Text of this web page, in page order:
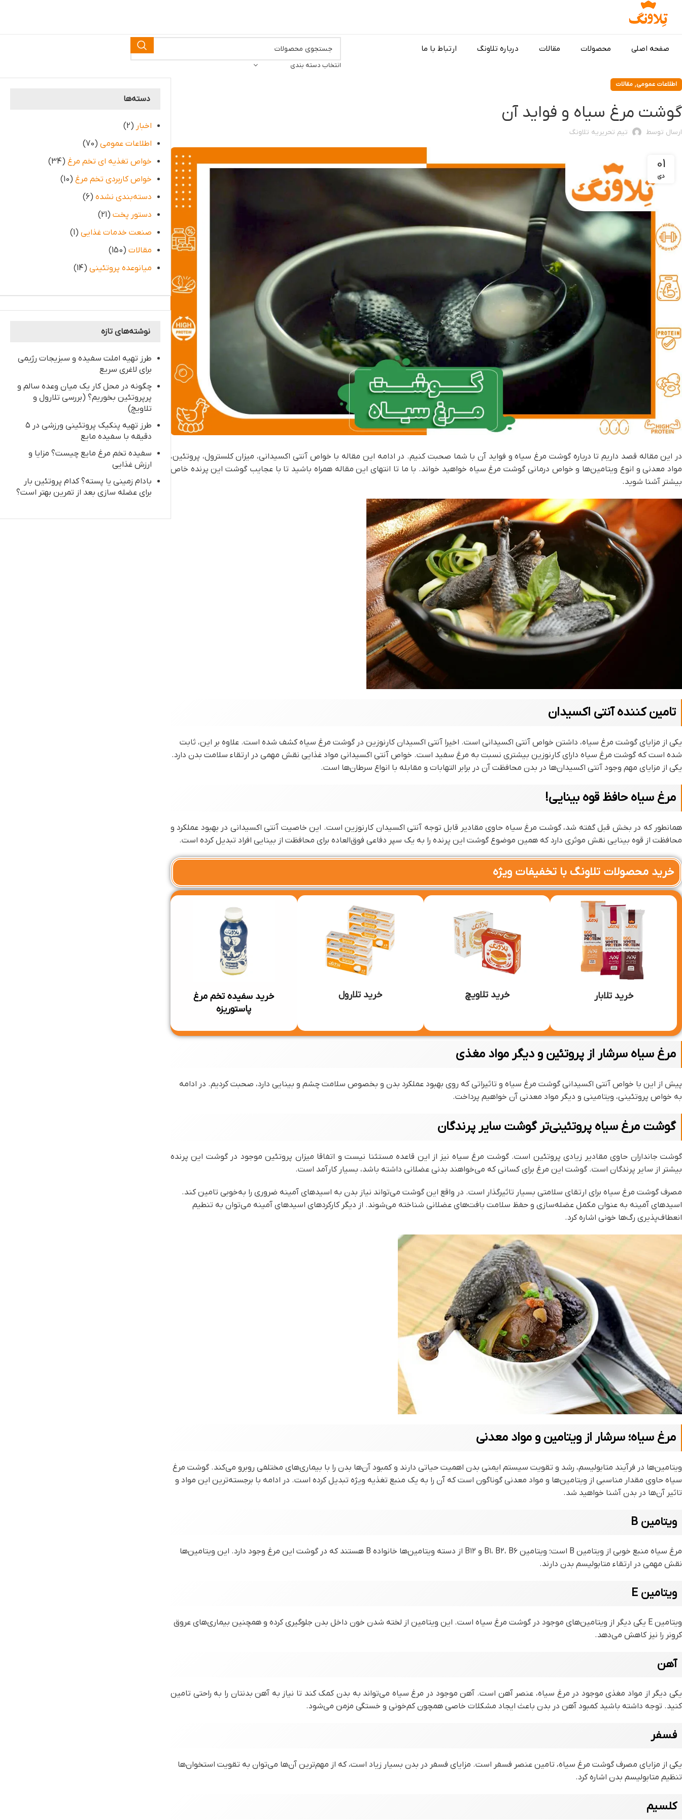
صفحه اصلی محصولات مقالات درباره تلاونگ ارتباط با ما
انتخاب دسته بندی
اطلاعات عمومی, مقالات
گوشت مرغ سیاه و فواید آن
ارسال توسط تیم تحریریه تلاونگ
01
دی
در این مقاله قصد داریم تا درباره گوشت مرغ سیاه و فواید آن با شما صحبت کنیم. در ادامه این مقاله با خواص آنتی اکسیدانی، میزان کلسترول، پروتئین،
مواد معدنی و انوع ویتامین‌ها و خواص درمانی گوشت مرغ سیاه خواهید خواند. با ما تا انتهای این مقاله همراه باشید تا با عجایب گوشت این پرنده خاص
بیشتر آشنا شوید.
تامین کننده آنتی اکسیدان
یکی از مزایای گوشت مرغ سیاه، داشتن خواص آنتی اکسیدانی است. اخیرا آنتی اکسیدان کارنوزین در گوشت مرغ سیاه کشف شده است. علاوه بر این، ثابت
شده است که گوشت مرغ سیاه دارای کارنوزین بیشتری نسبت به مرغ سفید است. خواص آنتی اکسیدانی مواد غذایی نقش مهمی در ارتقاء سلامت بدن دارد.
یکی از مزایای مهم وجود آنتی اکسیدان‌ها در بدن محافظت آن در برابر التهابات و مقابله با انواع سرطان‌ها است.
مرغ سیاه حافظ قوه بینایی!
همانطور که در بخش قبل گفته شد،‌ گوشت مرغ سیاه حاوی مقادیر قابل توجه آنتی اکسیدان کارنوزین است. این خاصیت آنتی اکسیدانی در بهبود عملکرد و
محافظت از قوه بینایی نقش موثری دارد که همین موضوع گوشت این پرنده را به یک سپر دفاعی فوق‌العاده برای محافظت از بینایی افراد تبدیل کرده است.
خرید محصولات تلاونگ با تخفیفات ویژه
خرید تلابار خرید تلاویچ خرید تلارول
خرید سفیده تخم مرغ
پاستوریزه
مرغ سیاه سرشار از پروتئین و دیگر مواد مغذی
پیش از این با خواص آنتی اکسیدانی گوشت مرغ سیاه و تاثیراتی که روی بهبود عملکرد بدن و بخصوص سلامت چشم و بینایی دارد، صحبت کردیم. در ادامه
به خواص پروتئینی، ویتامینی و دیگر مواد معدنی آن خواهیم پرداخت.
گوشت مرغ سیاه پروتئینی‌تر گوشت سایر پرندگان
گوشت جانداران حاوی مقادیر زیادی پروتئین است. گوشت مرغ سیاه نیز از این قاعده مستثنا نیست و اتفاقا میزان پروتئین موجود در گوشت این پرنده
بیشتر از سایر پرندگان است. گوشت این مرغ برای کسانی که می‌خواهند بدنی عضلانی داشته باشد، بسیار کارآمد است.
مصرف گوشت مرغ سیاه برای ارتقای سلامتی بسیار تاثیرگذار است. در واقع این گوشت می‌تواند نیاز بدن به اسیدهای آمینه ضروری را به‌خوبی تامین کند.
اسیدهای آمینه به عنوان مکمل عضله‌سازی و حفظ سلامت بافت‌های عضلانی شناخته می‌شوند. از دیگر کارکردهای اسیدهای آمینه می‌توان به تنطیم
انعطاف‌پذیری‌ رگ‌ها خونی اشاره کرد.
مرغ سیاه؛ سرشار از ویتامین و مواد معدنی
ویتامین‌ها در فرآیند متابولیسم، رشد و تقویت سیستم ایمنی بدن اهمیت حیاتی دارند و کمبود آن‌ها بدن را با بیماری‌های مختلفی روبرو می‌کند. گوشت مرغ
سیاه حاوی مقدار مناسبی از ویتامین‌ها و مواد معدنی گوناگون است که آن‌ را به یک منبع تغذیه ویژه‌ تبدیل کرده است. در ادامه با برجسته‌ترین این مواد و
تاثیر آن‌ها در بدن آشنا خواهید شد.
ویتامین B
مرغ سیاه منبع خوبی از ویتامین B است؛ ویتامین B۱، B۲، B۶ و B۱۲ از دسته ویتامین‌ها خانواده B هستند که در گوشت این مرغ وجود دارد. این ویتامین‌ها
نقش مهمی در ارتقاء متابولیسم بدن دارند.
ویتامین E
ویتامین E یکی دیگر از ویتامین‌های موجود در گوشت مرغ سیاه است. این ویتامین از لخته شدن خون داخل بدن جلوگیری کرده و همچنین بیماری‌های عروق
کرونر را نیز کاهش می‌دهد.
آهن
یکی دیگر از مواد مغذی موجود در مرغ سیاه، عنصر آهن است. آهن موجود در مرغ سیاه می‌تواند به بدن کمک کند تا نیاز به آهن بدنتان را به راحتی تامین
کنید. توجه داشته باشید کمبود آهن در بدن باعث ایجاد مشکلات خاصی همچون کم‌خونی و خستگی مزمن می‌شود.
فسفر
یکی از مزایای مصرف گوشت مرغ سیاه، تامین عنصر فسفر است. مزایای فسفر در بدن بسیار زیاد است، که از مهم‌‌ترین آن‌ها می‌توان به تقویت استخوان‌ها
تنظیم متابولیسم بدن اشاره کرد.
کلسیم
دسته‌ها
اخبار (2)
اطلاعات عمومی (70)
خواص تغذیه ای تخم مرغ (34)
خواص کاربردی تخم مرغ (10)
دسته‌بندی نشده (6)
دستور پخت (21)
صنعت خدمات غذایی (1)
مقالات (150)
میانوعده پروتئینی (14)
نوشته‌های تازه
طرز تهیه املت سفیده و سبزیجات رژیمی
برای لاغری سریع
چگونه در محل کار یک میان‌ وعده سالم و
پرپروتئین بخوریم؟ (بررسی تلارول و
تلاویچ)
طرز تهیه پنکیک پروتئینی ورزشی در ۵
دقیقه با سفیده مایع
سفیده تخم مرغ مایع چیست؟ مزایا و
ارزش غذایی
بادام‌ زمینی یا پسته؟ کدام پروتئین‌ بار
برای عضله‌ سازی بعد از تمرین بهتر است؟